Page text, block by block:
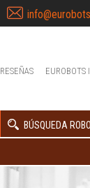
RESEÑAS EUROBOTS
BÚSQUEDA